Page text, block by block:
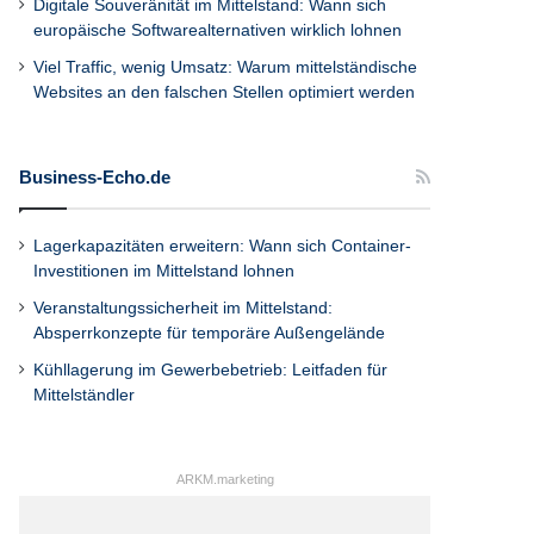
Digitale Souveränität im Mittelstand: Wann sich
europäische Softwarealternativen wirklich lohnen
Viel Traffic, wenig Umsatz: Warum mittelständische
Websites an den falschen Stellen optimiert werden
Business-Echo.de
Lagerkapazitäten erweitern: Wann sich Container-
Investitionen im Mittelstand lohnen
Veranstaltungssicherheit im Mittelstand:
Absperrkonzepte für temporäre Außengelände
Kühllagerung im Gewerbebetrieb: Leitfaden für
Mittelständler
ARKM.marketing